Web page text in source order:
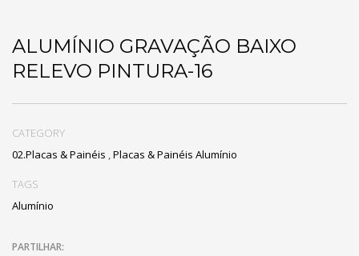
ALUMÍNIO GRAVAÇÃO BAIXO
RELEVO PINTURA-16
CATEGORY
02.Placas & Painéis ,Placas & Painéis Alumínio
TAGS
Alumínio